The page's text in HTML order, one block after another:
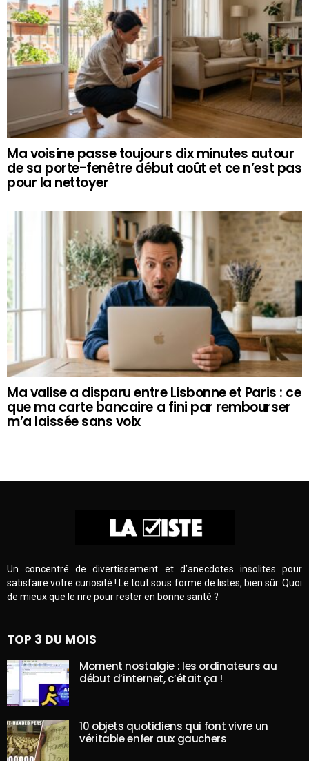
Ma voisine passe toujours dix minutes autour
de sa porte-fenêtre début août et ce n’est pas
pour la nettoyer
Ma valise a disparu entre Lisbonne et Paris : ce
que ma carte bancaire a fini par rembourser
m’a laissée sans voix
Un concentré de divertissement et d’anecdotes insolites pour
satisfaire votre curiosité ! Le tout sous forme de listes, bien sûr. Quoi
de mieux que le rire pour rester en bonne santé ?
TOP 3 DU MOIS
Moment nostalgie : les ordinateurs au
début d’internet, c’était ça !
10 objets quotidiens qui font vivre un
véritable enfer aux gauchers